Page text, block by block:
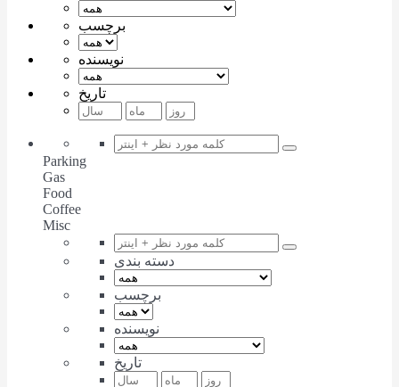
برچسب
نویسنده
تاریخ
Parking
Gas
Food
Coffee
Misc
دسته بندی
برچسب
نویسنده
تاریخ